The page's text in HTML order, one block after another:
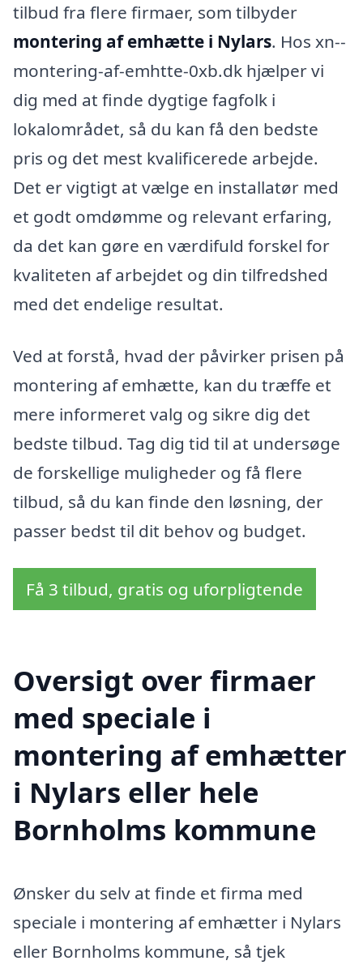
tilbud fra flere firmaer, som tilbyder
montering af emhætte i Nylars. Hos xn--
montering-af-emhtte-0xb.dk hjælper vi
dig med at finde dygtige fagfolk i
lokalområdet, så du kan få den bedste
pris og det mest kvalificerede arbejde.
Det er vigtigt at vælge en installatør med
et godt omdømme og relevant erfaring,
da det kan gøre en værdifuld forskel for
kvaliteten af arbejdet og din tilfredshed
med det endelige resultat.
Ved at forstå, hvad der påvirker prisen på
montering af emhætte, kan du træffe et
mere informeret valg og sikre dig det
bedste tilbud. Tag dig tid til at undersøge
de forskellige muligheder og få flere
tilbud, så du kan finde den løsning, der
passer bedst til dit behov og budget.
Få 3 tilbud, gratis og uforpligtende
Oversigt over firmaer
med speciale i
montering af emhætter
i Nylars eller hele
Bornholms kommune
Ønsker du selv at finde et firma med
speciale i montering af emhætter i Nylars
eller Bornholms kommune, så tjek